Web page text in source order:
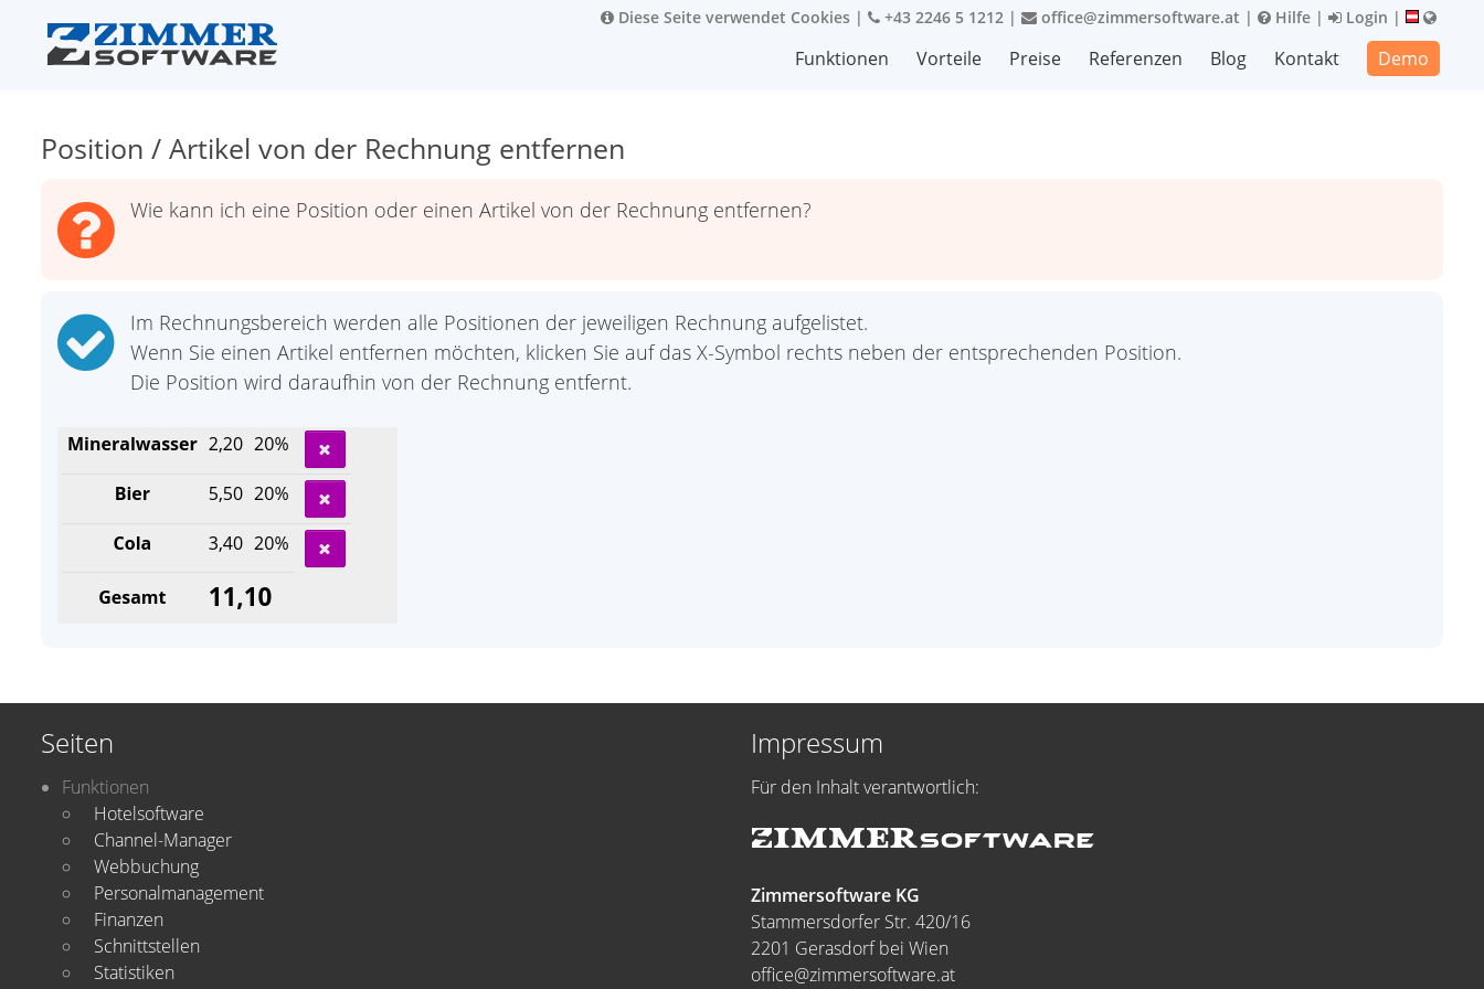
Diese Seite verwendet Cookies | +43 2246 5 1212 | office@zimmersoftware.at | Hilfe | Login |
Funktionen Vorteile Preise Referenzen Blog Kontakt Demo
Position / Artikel von der Rechnung entfernen
Wie kann ich eine Position oder einen Artikel von der Rechnung entfernen?
Im Rechnungsbereich werden alle Positionen der jeweiligen Rechnung aufgelistet.
Wenn Sie einen Artikel entfernen möchten, klicken Sie auf das X-Symbol rechts neben der entsprechenden Position.
Die Position wird daraufhin von der Rechnung entfernt.
Seiten
Funktionen
Hotelsoftware
Channel-Manager
Webbuchung
Personalmanagement
Finanzen
Schnittstellen
Statistiken
Impressum
Für den Inhalt verantwortlich:
Zimmersoftware KG
Stammersdorfer Str. 420/16
2201 Gerasdorf bei Wien
office@zimmersoftware.at